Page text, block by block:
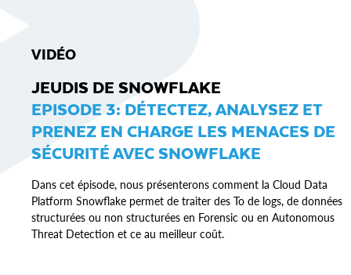
VIDÉO
JEUDIS DE SNOWFLAKE
EPISODE 3: DÉTECTEZ, ANALYSEZ ET
PRENEZ EN CHARGE LES MENACES DE
SÉCURITÉ AVEC SNOWFLAKE
Dans cet épisode, nous présenterons comment la Cloud Data
Platform Snowflake permet de traiter des To de logs, de données
structurées ou non structurées en Forensic ou en Autonomous
Threat Detection et ce au meilleur coût.